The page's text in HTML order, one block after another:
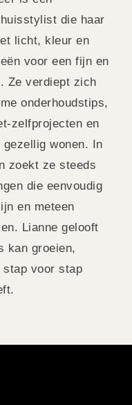
die haar
licht, kleur en
voor een fijn en
Ze verdiept zich
onderhoudstips,
zelfprojecten en
wonen. In
zoekt ze steeds
die eenvoudig
en meteen
Lianne gelooft
kan groeien,
stap voor stap